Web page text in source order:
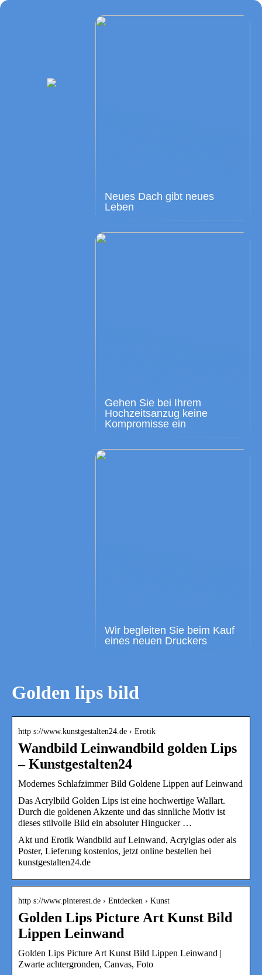
Neues Dach gibt neues
Leben
Gehen Sie bei Ihrem
Hochzeitsanzug keine
Kompromisse ein
Wir begleiten Sie beim Kauf
eines neuen Druckers
Golden lips bild
http s://www.kunstgestalten24.de › Erotik
Wandbild Leinwandbild golden Lips
– Kunstgestalten24
Modernes Schlafzimmer Bild Goldene Lippen auf Leinwand
Das Acrylbild Golden Lips ist eine hochwertige Wallart.
Durch die goldenen Akzente und das sinnliche Motiv ist
dieses stilvolle Bild ein absoluter Hingucker …
Akt und Erotik Wandbild auf Leinwand, Acrylglas oder als
Poster, Lieferung kostenlos, jetzt online bestellen bei
kunstgestalten24.de
http s://www.pinterest.de › Entdecken › Kunst
Golden Lips Picture Art Kunst Bild
Lippen Leinwand
Golden Lips Picture Art Kunst Bild Lippen Leinwand |
Zwarte achtergronden, Canvas, Foto